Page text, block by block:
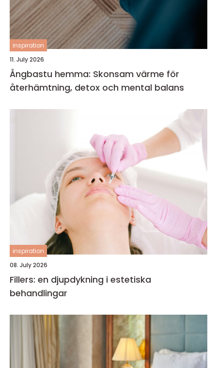
inspiration
11. July 2026
Ångbastu hemma: Skonsam värme för
återhämtning, detox och mental balans
inspiration
08. July 2026
Fillers: en djupdykning i estetiska
behandlingar